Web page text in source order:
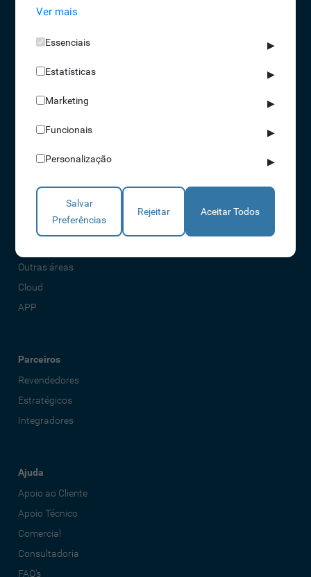
Política de Privacidade
Livro de reclamações
Soluções
Acessos
Torniquetes
Parques Auto
Rondas e Serviços
Outras áreas
Cloud
APP
Parceiros
Revendedores
Estratégicos
Integradores
Ajuda
Apoio ao Cliente
Apoio Técnico
Comercial
Consultadoria
FAQ's
Ver mais
Essenciais ▶
Estatísticas ▶
Marketing ▶
Funcionais ▶
Personalização ▶
Salvar
Preferências
Rejeitar Aceitar Todos